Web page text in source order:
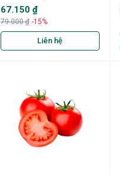
67.150 ₫
79.000 ₫ -15%
Liên hệ